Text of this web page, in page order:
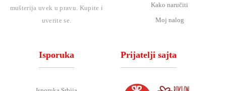
mušterija uvek u pravu. Kupite i
uverite se.
Kako naručiti
Moj nalog
Isporuka Prijatelji sajta